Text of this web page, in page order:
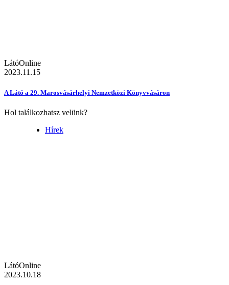
LátóOnline
2023.11.15
A Látó a 29. Marosvásárhelyi Nemzetközi Könyvvásáron
Hol találkozhatsz velünk?
Hírek
LátóOnline
2023.10.18